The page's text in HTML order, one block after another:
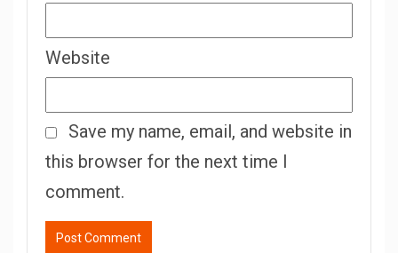
Website
Save my name, email, and website in
this browser for the next time I
comment.